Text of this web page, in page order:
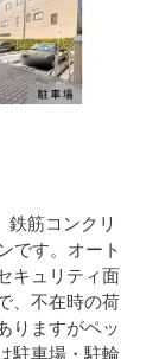
鉄筋コンクリ
です。オート
キュリティ面
、不在時の荷
りますがペッ
駐車場・駐輪